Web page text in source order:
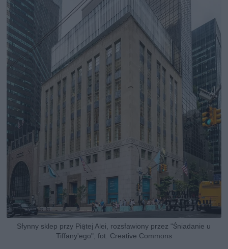
Słynny sklep przy Piątej Alei, rozsławiony przez "Śniadanie u
Tiffany'ego", fot. Creative Commons